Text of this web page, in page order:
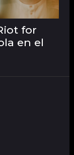
for
en el